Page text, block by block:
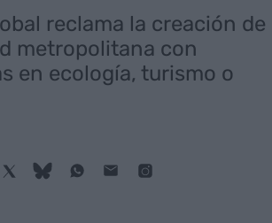
reclama la creación de
metropolitana con
en ecología, turismo o